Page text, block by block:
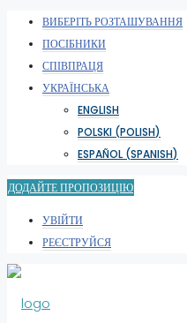
ВИБЕРІТЬ РОЗТАШУВАННЯ
ПОСІБНИКИ
СПІВПРАЦЯ
УКРАЇНСЬКА
ENGLISH
POLSKI (POLISH)
ESPAÑOL (SPANISH)
ДОДАЙТЕ ПРОПОЗИЦІЮ
УВІЙТИ
РЕЄСТРУЙСЯ